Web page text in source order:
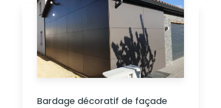
Bardage décoratif de façade